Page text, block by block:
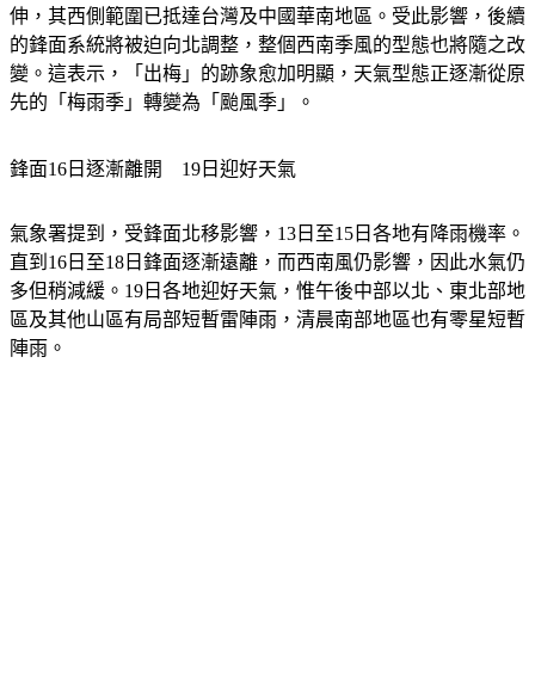
伸，其西側範圍已抵達台灣及中國華南地區。受此影響，後續
的鋒面系統將被迫向北調整，整個西南季風的型態也將隨之改
變。這表示，「出梅」的跡象愈加明顯，天氣型態正逐漸從原
先的「梅雨季」轉變為「颱風季」。
鋒面16日逐漸離開　19日迎好天氣
氣象署提到，受鋒面北移影響，13日至15日各地有降雨機率。
直到16日至18日鋒面逐漸遠離，而西南風仍影響，因此水氣仍
多但稍減緩。19日各地迎好天氣，惟午後中部以北、東北部地
區及其他山區有局部短暫雷陣雨，清晨南部地區也有零星短暫
陣雨。